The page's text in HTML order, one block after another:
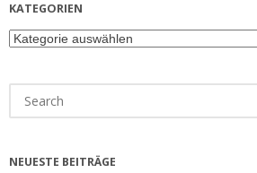
KATEGORIEN
Kategorien
for:
NEUESTE BEITRÄGE